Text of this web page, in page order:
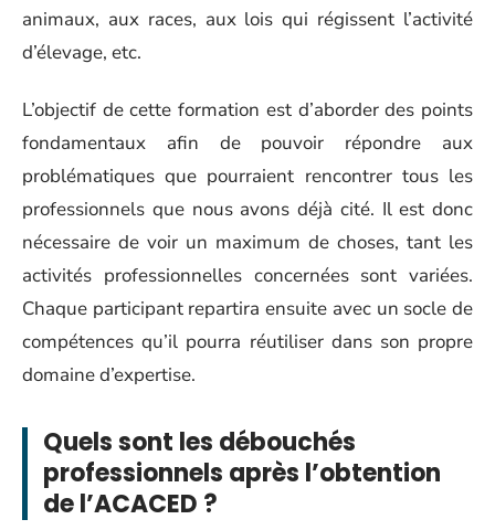
animaux, aux races, aux lois qui régissent l’activité
d’élevage, etc.
L’objectif de cette formation est d’aborder des points
fondamentaux afin de pouvoir répondre aux
problématiques que pourraient rencontrer tous les
professionnels que nous avons déjà cité. Il est donc
nécessaire de voir un maximum de choses, tant les
activités professionnelles concernées sont variées.
Chaque participant repartira ensuite avec un socle de
compétences qu’il pourra réutiliser dans son propre
domaine d’expertise.
Quels sont les débouchés
professionnels après l’obtention
de l’ACACED ?